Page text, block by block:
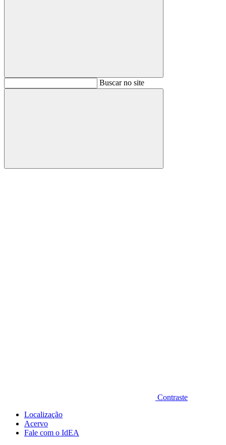
BuscarBuscar no site
Buscar
Contraste
Localização
Acervo
Fale com o IdEA